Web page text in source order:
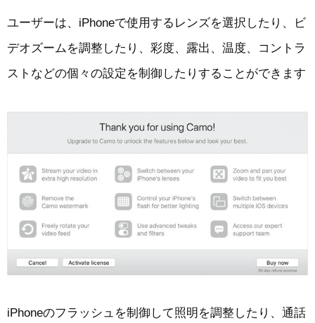
ユーザーは、iPhoneで使用するレンズを選択したり、ビ
デオズームを調整したり、彩度、露出、温度、コントラ
ストなどの個々の設定を制御したりすることができます
iPhoneのフラッシュを制御して照明を調整したり、通話